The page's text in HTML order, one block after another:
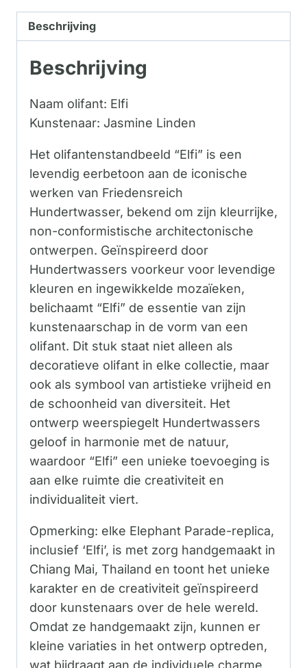
Beschrijving
Beschrijving
Naam olifant: Elfi
Kunstenaar: Jasmine Linden
Het olifantenstandbeeld “Elfi” is een
levendig eerbetoon aan de iconische
werken van Friedensreich
Hundertwasser, bekend om zijn kleurrijke,
non-conformistische architectonische
ontwerpen. Geïnspireerd door
Hundertwassers voorkeur voor levendige
kleuren en ingewikkelde mozaïeken,
belichaamt “Elfi” de essentie van zijn
kunstenaarschap in de vorm van een
olifant. Dit stuk staat niet alleen als
decoratieve olifant in elke collectie, maar
ook als symbool van artistieke vrijheid en
de schoonheid van diversiteit. Het
ontwerp weerspiegelt Hundertwassers
geloof in harmonie met de natuur,
waardoor “Elfi” een unieke toevoeging is
aan elke ruimte die creativiteit en
individualiteit viert.
Opmerking: elke Elephant Parade-replica,
inclusief ‘Elfi’, is met zorg handgemaakt in
Chiang Mai, Thailand en toont het unieke
karakter en de creativiteit geïnspireerd
door kunstenaars over de hele wereld.
Omdat ze handgemaakt zijn, kunnen er
kleine variaties in het ontwerp optreden,
wat bijdraagt ​​aan de individuele charme